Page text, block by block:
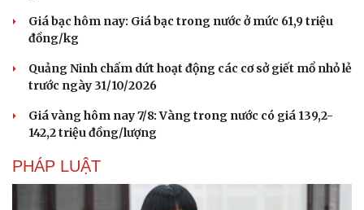
Doanh nghiệp
Doanh nghiệp 24h
Tin Công nghệ
Giá bạc hôm nay: Giá bạc trong nước ở mức 61,9 triệu
đồng/kg
Quảng Ninh chấm dứt hoạt động các cơ sở giết mổ nhỏ lẻ
trước ngày 31/10/2026
Giá vàng hôm nay 7/8: Vàng trong nước có giá 139,2-
142,2 triệu đồng/lượng
PHÁP LUẬT